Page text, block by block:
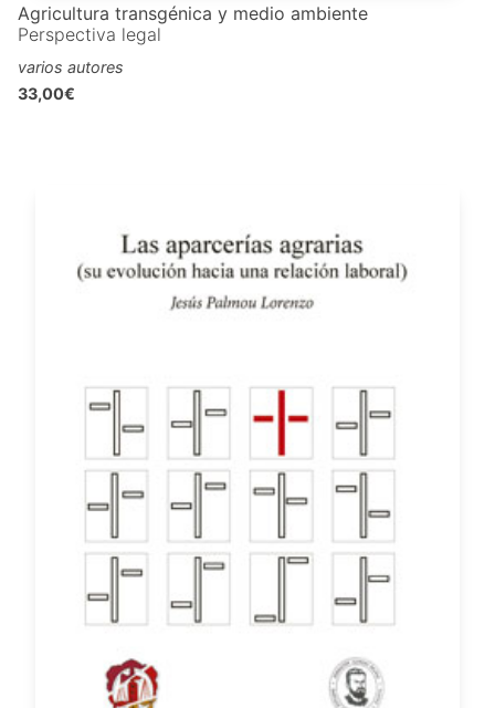
Agricultura transgénica y medio ambiente
Perspectiva legal
varios autores
33,00€